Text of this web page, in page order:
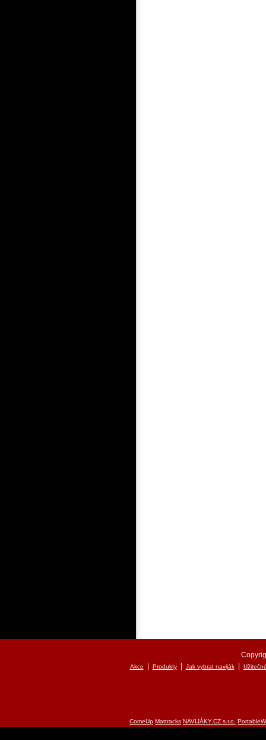
Akce Produkty| Jak vybrat naviják|
ComeUp Mattracks NAVIJÁKY.CZ s.r.o.